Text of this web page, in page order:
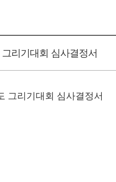
리기대회 심사결정서
그리기대회 심사결정서